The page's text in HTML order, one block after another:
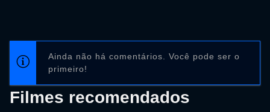
Ainda não há comentários. Você pode ser o
primeiro!
Filmes recomendados